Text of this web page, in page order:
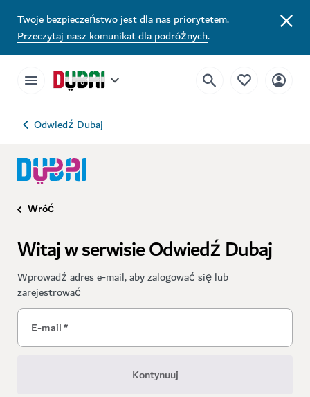
Twoje bezpieczeństwo jest dla nas priorytetem.
Przeczytaj nasz komunikat dla podróżnych.
Odwiedź Dubaj
Wróć
Witaj w serwisie Odwiedź Dubaj
Wprowadź adres e-mail, aby zalogować się lub
zarejestrować
E-mail*
Kontynuuj